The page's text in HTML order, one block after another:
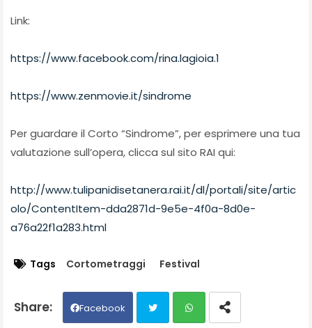
Link:
https://www.facebook.com/rina.lagioia.1
https://www.zenmovie.it/sindrome
Per guardare il Corto “Sindrome”, per esprimere una tua
valutazione sull’opera, clicca sul sito RAI qui:
http://www.tulipanidisetanera.rai.it/dl/portali/site/artic
olo/ContentItem-dda2871d-9e5e-4f0a-8d0e-
a76a22f1a283.html
Tags Cortometraggi Festival
Facebook